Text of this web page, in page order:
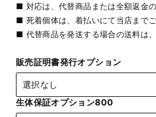
■ 対応は、代替商品または全額返金
■ 死着個体は、着払いにて当店までご
■ 代替商品を発送する場合の送料は
販売証明書発行オプション
生体保証オプション800